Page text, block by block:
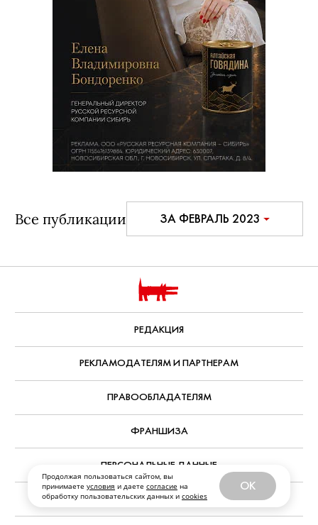
Продолжая пользоваться сайтом, вы
принимаете условия и даете согласие на
обработку пользовательских данных и cookies
OK
Бейонсе, Кендрик Ламар и Гарри
Стайлз: объявлены лауреаты
премии «Грэмми»-2023
Публикуем список победителей.
Дата публикации:25 февраля, 2023